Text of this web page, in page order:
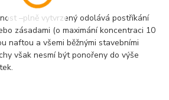
–plně vytvrzený odolává postříkání
zásadami (o maximání koncentraci 10
naftou a všemi běžnými stavebními
však nesmí být ponořeny do výše